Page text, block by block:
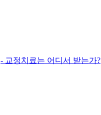
- 교정치료는 어디서 받는가?